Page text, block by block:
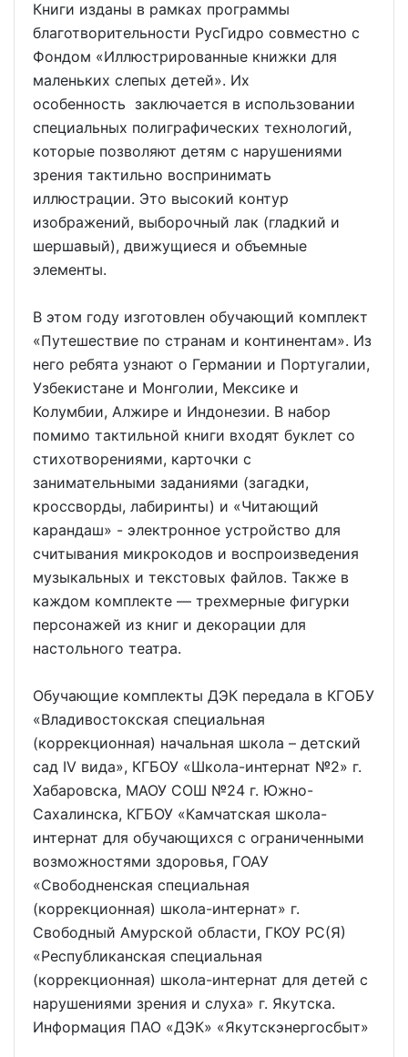
Книги изданы в рамках программы
благотворительности РусГидро совместно с
Фондом «Иллюстрированные книжки для
маленьких слепых детей». Их
особенность заключается в использовании
специальных полиграфических технологий,
которые позволяют детям с нарушениями
зрения тактильно воспринимать
иллюстрации. Это высокий контур
изображений, выборочный лак (гладкий и
шершавый), движущиеся и объемные
элементы.
В этом году изготовлен обучающий комплект
«Путешествие по странам и континентам». Из
него ребята узнают о Германии и Португалии,
Узбекистане и Монголии, Мексике и
Колумбии, Алжире и Индонезии. В набор
помимо тактильной книги входят буклет со
стихотворениями, карточки с
занимательными заданиями (загадки,
кроссворды, лабиринты) и «Читающий
карандаш» - электронное устройство для
считывания микрокодов и воспроизведения
музыкальных и текстовых файлов. Также в
каждом комплекте — трехмерные фигурки
персонажей из книг и декорации для
настольного театра.
Обучающие комплекты ДЭК передала в КГОБУ
«Владивостокская специальная
(коррекционная) начальная школа – детский
сад IV вида», КГБОУ «Школа-интернат №2» г.
Хабаровска, МАОУ СОШ №24 г. Южно-
Сахалинска, КГБОУ «Камчатская школа-
интернат для обучающихся с ограниченными
возможностями здоровья, ГОАУ
«Свободненская специальная
(коррекционная) школа-интернат» г.
Свободный Амурской области, ГКОУ РС(Я)
«Республиканская специальная
(коррекционная) школа-интернат для детей с
нарушениями зрения и слуха» г. Якутска.
Информация ПАО «ДЭК» «Якутскэнергосбыт»